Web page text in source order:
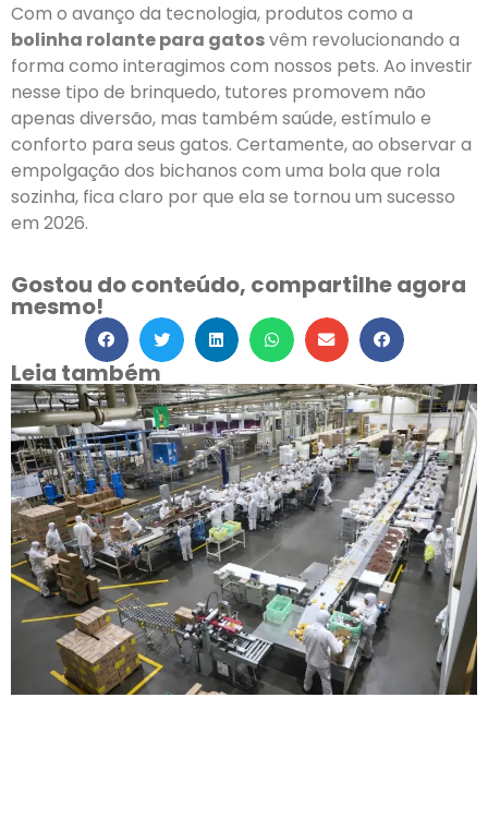
Com o avanço da tecnologia, produtos como a
bolinha rolante para gatosvêm revolucionando a
forma como interagimos com nossos pets. Ao investir
nesse tipo de brinquedo, tutores promovem não
apenas diversão, mas também saúde, estímulo e
conforto para seus gatos. Certamente, ao observar a
empolgação dos bichanos com uma bola que rola
sozinha, fica claro por que ela se tornou um sucesso
em 2026.
Gostou do conteúdo, compartilhe agora
mesmo!
Leia também